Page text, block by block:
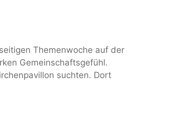
Themenwoche auf der
Gemeinschaftsgefühl.
suchten. Dort